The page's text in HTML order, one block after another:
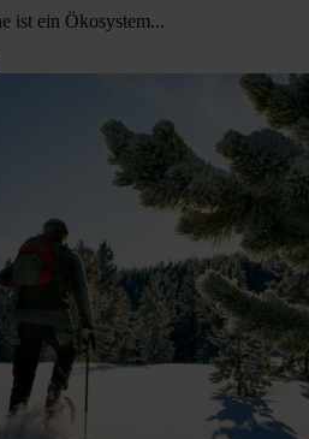
ist ein Ökosystem...